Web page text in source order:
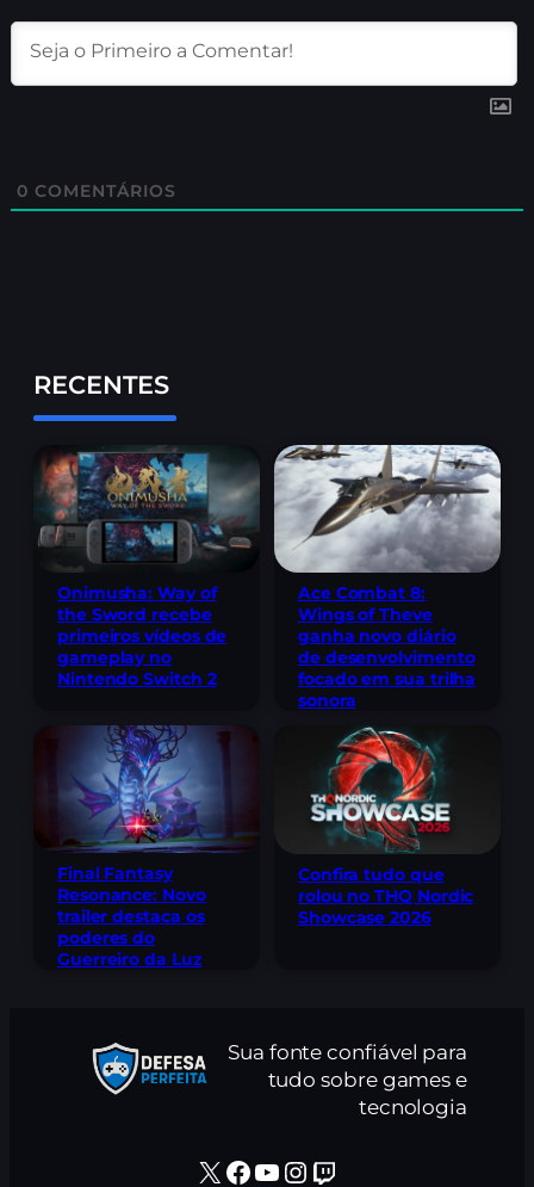
0 COMENTÁRIOS
RECENTES
Onimusha: Way of
the Sword recebe
primeiros vídeos de
gameplay no
Nintendo Switch 2
Ace Combat 8:
Wings of Theve
ganha novo diário
de desenvolvimento
focado em sua trilha
sonora
Final Fantasy
Resonance: Novo
trailer destaca os
poderes do
Guerreiro da Luz
Confira tudo que
rolou no THQ Nordic
Showcase 2026
Sua fonte confiável para
tudo sobre games e
tecnologia
X Facebook Youtube Instagram Twitch